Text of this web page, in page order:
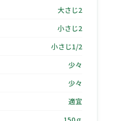
大さじ2
小さじ2
小さじ1/2
少々
少々
適宜